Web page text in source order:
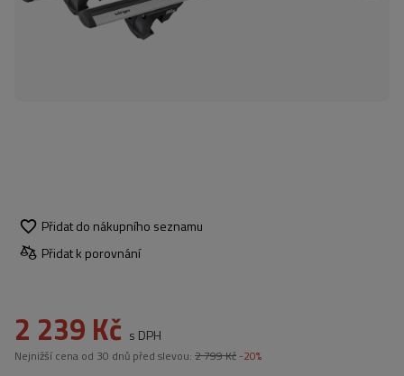
Přidat do nákupního seznamu
Přidat k porovnání
2 239 Kč s DPH
Nejnižší cena od 30 dnů před slevou: 2 799 Kč -20%